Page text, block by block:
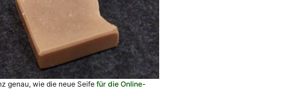
genau, wie die neue Seife für die Online-